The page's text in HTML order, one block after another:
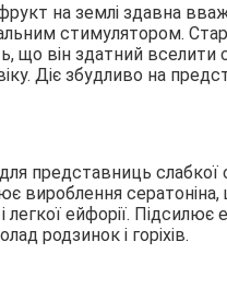
на землі здавна
стимулятором.
що він здатний вселити
Діє збудливо на
представниць слабкої
вироблення сератоніна,
легкої ейфорії. Підсилює
родзинок і горіхів.